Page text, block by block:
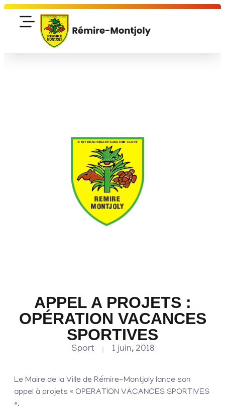
APPEL A PROJETS :
OPÉRATION VACANCES
SPORTIVES
Sport 1 juin, 2018
Le Maire de la Ville de Rémire-Montjoly lance son
appel à projets « OPERATION VACANCES SPORTIVES
».